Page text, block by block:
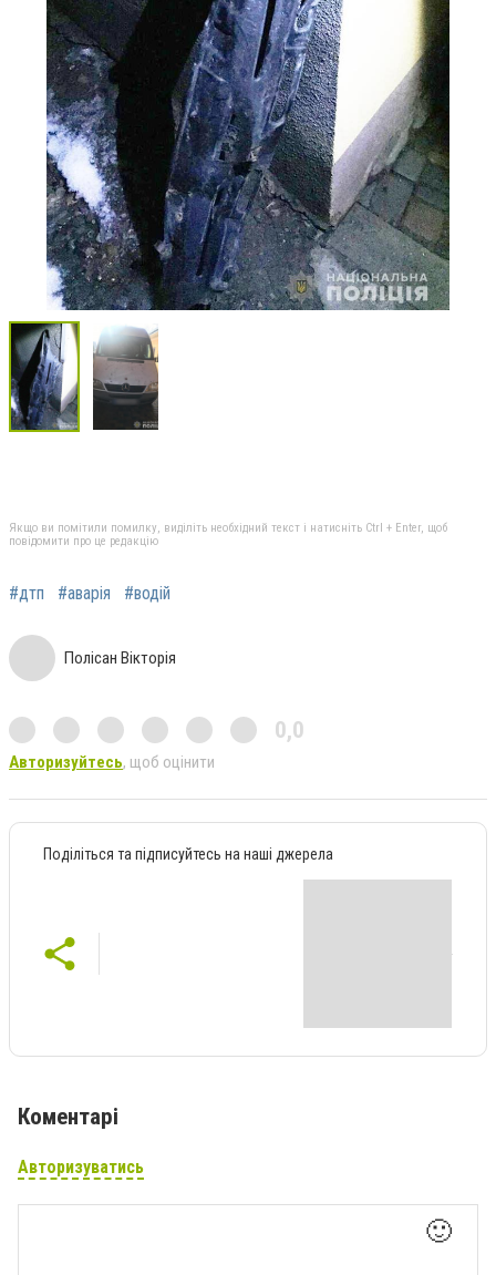
Якщо ви помітили помилку, виділіть необхідний текст і натисніть Ctrl + Enter, щоб
повідомити про це редакцію
#дтп #аварія #водій
Полісан Вікторія
0,0
Авторизуйтесь, щоб оцінити
Поділіться та підписуйтесь на наші джерела
Коментарі
Авторизуватись
🙂